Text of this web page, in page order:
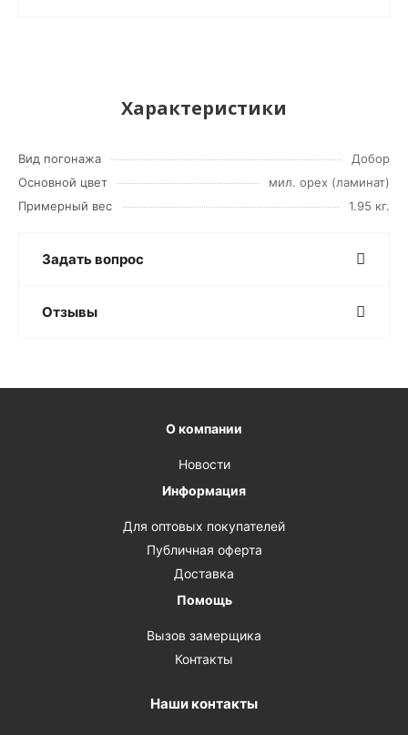
Характеристики
Вид погонажа
Добор
Основной цвет
мил. орех (ламинат)
Примерный вес
1.95 кг.
Задать вопрос
Отзывы
О компании
Новости
Информация
Для оптовых покупателей
Публичная оферта
Доставка
Помощь
Вызов замерщика
Контакты
Наши контакты